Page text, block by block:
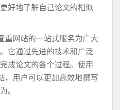
好地了解自己论文的相似
网站的一站式服务为广大
它通过先进的技术和广泛
成论文的各个过程。使用
用户可以更加高效地撰写
。